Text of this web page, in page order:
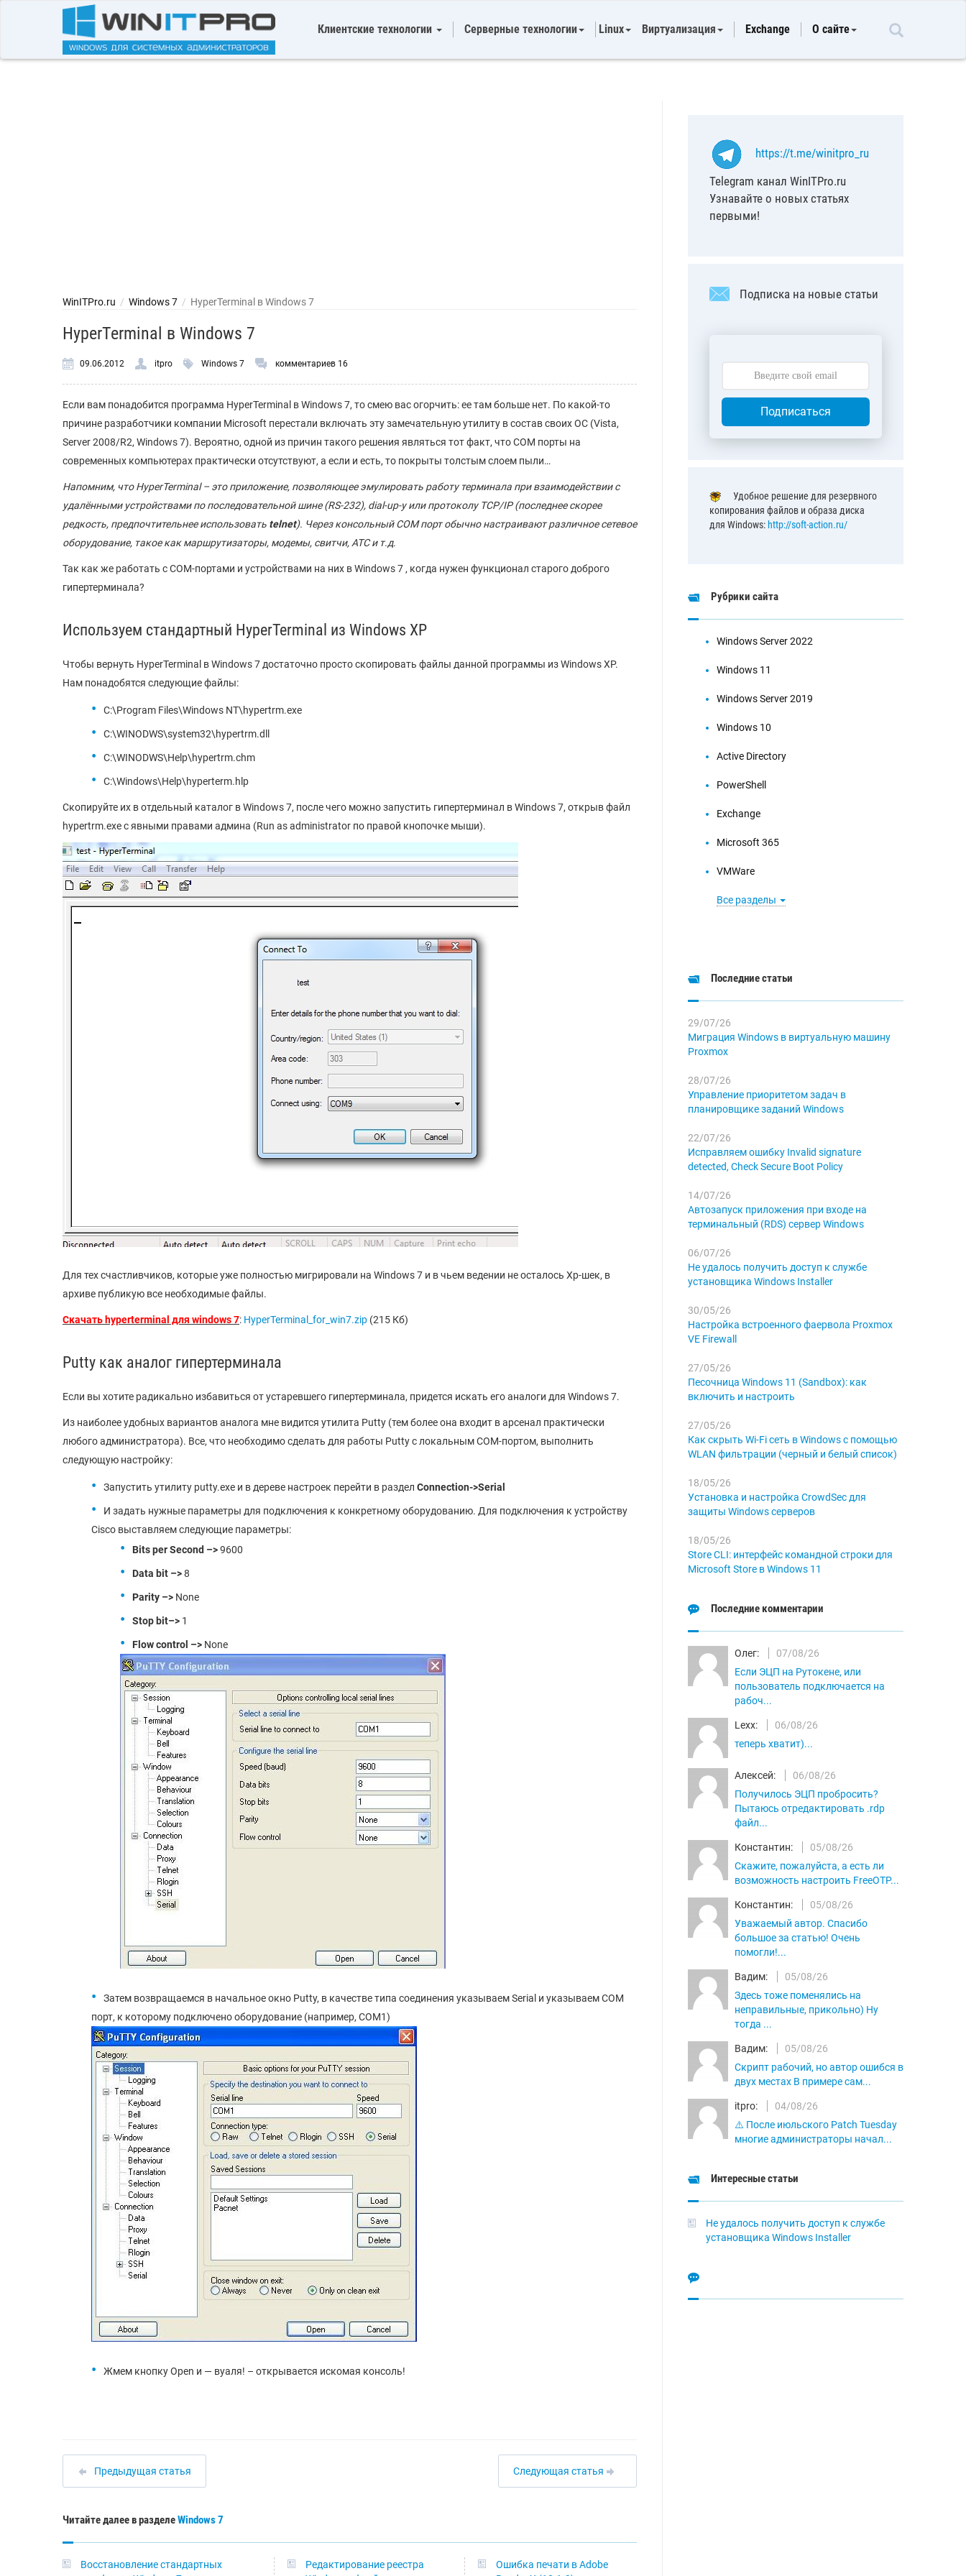
Клиентские технологии Серверные технологии Linux Виртуализация Exchange О сайте
WinITPro.ru / Windows 7 / HyperTerminal в Windows 7
HyperTerminal в Windows 7
09.06.2012 itpro Windows 7 комментариев 16
Если вам понадобится программа HyperTerminal в Windows 7, то смею вас огорчить: ее там больше нет. По какой-то
причине разработчики компании Microsoft перестали включать эту замечательную утилиту в состав своих ОС (Vista,
Server 2008/R2, Windows 7). Вероятно, одной из причин такого решения являться тот факт, что COM порты на
современных компьютерах практически отсутствуют, а если и есть, то покрыты толстым слоем пыли…
Напомним, что HyperTerminal – это приложение, позволяющее эмулировать работу терминала при взаимодействии с
удалёнными устройствами по последовательной шине (RS-232), dial-up-у или протоколу TCP/IP (последнее скорее
редкость, предпочтительнее использовать telnet). Через консольный COM порт обычно настраивают различное сетевое
оборудование, такое как маршрутизаторы, модемы, свитчи, АТС и т.д.
Так как же работать с COM-портами и устройствами на них в Windows 7 , когда нужен функционал старого доброго
гипертерминала?
Используем стандартный HyperTerminal из Windows XP
Чтобы вернуть HyperTerminal в Windows 7 достаточно просто скопировать файлы данной программы из Windows XP.
Нам понадобятся следующие файлы:
C:\Program Files\Windows NT\hypertrm.exe
C:\WINODWS\system32\hypertrm.dll
C:\WINODWS\Help\hypertrm.chm
C:\Windows\Help\hyperterm.hlp
Скопируйте их в отдельный каталог в Windows 7, после чего можно запустить гипертерминал в Windows 7, открыв файл
hypertrm.exe с явными правами админа (Run as administrator по правой кнопочке мыши).
Для тех счастливчиков, которые уже полностью мигрировали на Windows 7 и в чьем ведении не осталось Xp-шек, в
архиве публикую все необходимые файлы.
Скачать hyperterminal для windows 7: HyperTerminal_for_win7.zip (215 Кб)
Putty как аналог гипертерминала
Если вы хотите радикально избавиться от устаревшего гипертерминала, придется искать его аналоги для Windows 7.
Из наиболее удобных вариантов аналога мне видится утилита Putty (тем более она входит в арсенал практически
любого администратора). Все, что необходимо сделать для работы Putty с локальным COM-портом, выполнить
следующую настройку:
Запустить утилиту putty.exe и в дереве настроек перейти в раздел Connection->Serial
И задать нужные параметры для подключения к конкретному оборудованию. Для подключения к устройству
Cisco выставляем следующие параметры:
Bits per Second –>9600
Data bit –>8
Parity –> None
Stop bit–> 1
Flow control –> None
Затем возвращаемся в начальное окно Putty, в качестве типа соединения указываем Serial и указываем COM
порт, к которому подключено оборудование (например, COM1)
Жмем кнопку Open и — вуаля! – открывается искомая консоль!
Предыдущая статья Следующая статья
Читайте далее в разделеWindows 7
Восстановление стандартных
Редактирование реестра
Ошибка печати в Adobe
https://t.me/winitpro_ru
Telegram канал WinITPro.ru
Узнавайте о новых статьях
первыми!
Подписка на новые статьи
Подписаться
Удобное решение для резервного
копирования файлов и образа диска
для Windows: http://soft-action.ru/
Рубрики сайта
Windows Server 2022
Windows 11
Windows Server 2019
Windows 10
Active Directory
PowerShell
Exchange
Microsoft 365
VMWare
Все разделы
Последние статьи
29/07/26
Миграция Windows в виртуальную машину
Proxmox
28/07/26
Управление приоритетом задач в
планировщике заданий Windows
22/07/26
Исправляем ошибку Invalid signature
detected, Check Secure Boot Policy
14/07/26
Автозапуск приложения при входе на
терминальный (RDS) сервер Windows
06/07/26
Не удалось получить доступ к службе
установщика Windows Installer
30/05/26
Настройка встроенного фаервола Proxmox
VE Firewall
27/05/26
Песочница Windows 11 (Sandbox): как
включить и настроить
27/05/26
Как скрыть Wi-Fi сеть в Windows с помощью
WLAN фильтрации (черный и белый список)
18/05/26
Установка и настройка CrowdSec для
защиты Windows серверов
18/05/26
Store CLI: интерфейс командной строки для
Microsoft Store в Windows 11
Последние комментарии
Олег:
07/08/26
Если ЭЦП на Рутокене, или
пользователь подключается на
рабоч...
Lexx:
06/08/26
теперь хватит)...
Алексей:
06/08/26
Получилось ЭЦП пробросить?
Пытаюсь отредактировать .rdp
файл...
Константин:
05/08/26
Скажите, пожалуйста, а есть ли
возможность настроить FreeOTP...
Константин:
05/08/26
Уважаемый автор. Спасибо
большое за статью! Очень
помогли!...
Вадим:
05/08/26
Здесь тоже поменялись на
неправильные, прикольно) Ну
тогда ...
Вадим:
05/08/26
Скрипт рабочий, но автор ошибся в
двух местах В примере сам...
itpro:
04/08/26
⚠️ После июльского Patch Tuesday
многие администраторы начал...
Интересные статьи
Не удалось получить доступ к службе
установщика Windows Installer